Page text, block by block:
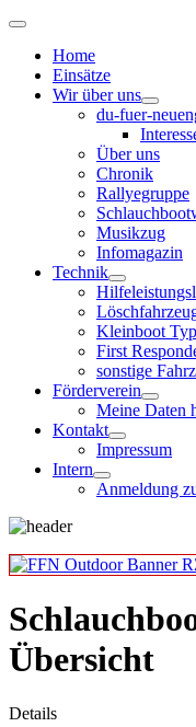
Home
Einsätze
Wir über uns
du-fuer-
Über uns
Chronik
Rallyegruppe
Musikzug
Infomagazin
Technik
Kleinboot
First
sonstige
Förderverein
Meine Daten
Kontakt
Impressum
Intern
Anmeldung
Übersicht
Details